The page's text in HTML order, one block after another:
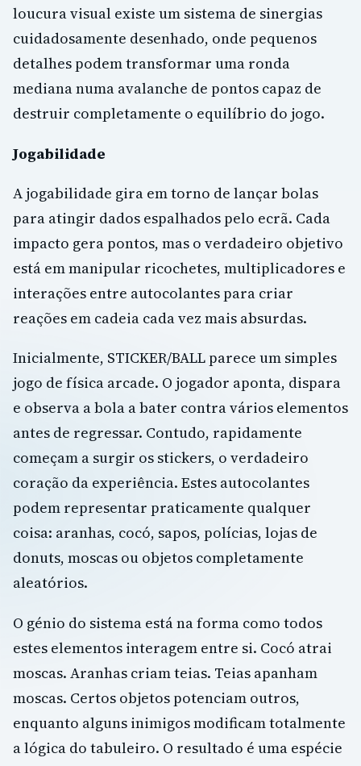
loucura visual existe um sistema de sinergias
cuidadosamente desenhado, onde pequenos
detalhes podem transformar uma ronda
mediana numa avalanche de pontos capaz de
destruir completamente o equilíbrio do jogo.
Jogabilidade
A jogabilidade gira em torno de lançar bolas
para atingir dados espalhados pelo ecrã. Cada
impacto gera pontos, mas o verdadeiro objetivo
está em manipular ricochetes, multiplicadores e
interações entre autocolantes para criar
reações em cadeia cada vez mais absurdas.
Inicialmente, STICKER/BALL parece um simples
jogo de física arcade. O jogador aponta, dispara
e observa a bola a bater contra vários elementos
antes de regressar. Contudo, rapidamente
começam a surgir os stickers, o verdadeiro
coração da experiência. Estes autocolantes
podem representar praticamente qualquer
coisa: aranhas, cocó, sapos, polícias, lojas de
donuts, moscas ou objetos completamente
aleatórios.
O génio do sistema está na forma como todos
estes elementos interagem entre si. Cocó atrai
moscas. Aranhas criam teias. Teias apanham
moscas. Certos objetos potenciam outros,
enquanto alguns inimigos modificam totalmente
a lógica do tabuleiro. O resultado é uma espécie